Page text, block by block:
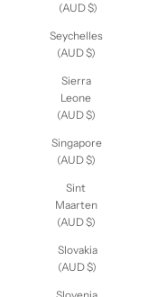
Serbia
Seychelles
Sierra
Leone
Singapore
Sint
Maarten
Slovakia